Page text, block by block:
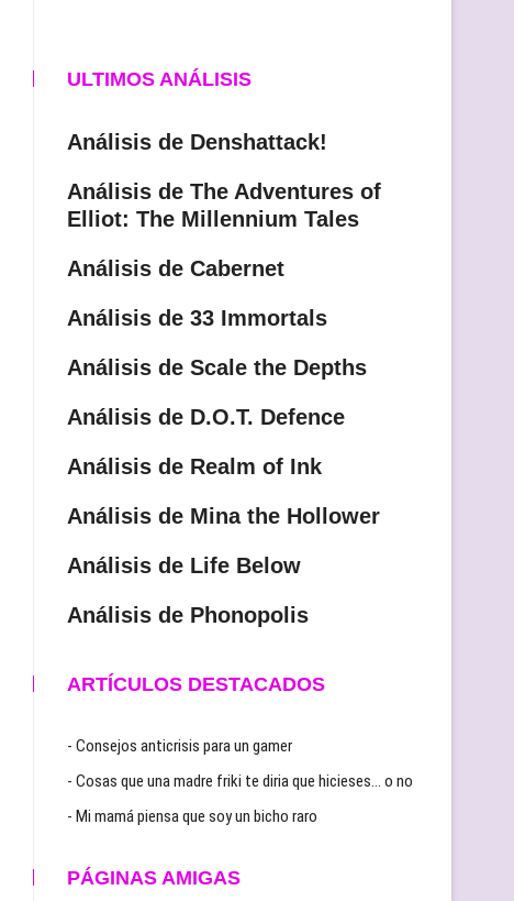
ULTIMOS ANÁLISIS
Análisis de Denshattack!
Análisis de The Adventures of
Elliot: The Millennium Tales
Análisis de Cabernet
Análisis de 33 Immortals
Análisis de Scale the Depths
Análisis de D.O.T. Defence
Análisis de Realm of Ink
Análisis de Mina the Hollower
Análisis de Life Below
Análisis de Phonopolis
ARTÍCULOS DESTACADOS
- Consejos anticrisis para un gamer
- Cosas que una madre friki te diria que hicieses… o no
- Mi mamá piensa que soy un bicho raro
PÁGINAS AMIGAS